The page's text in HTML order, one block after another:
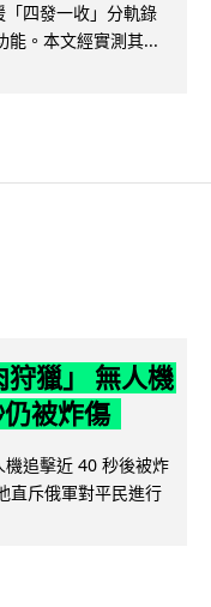
四發一收」分軌錄
。本文經實測其...
獵」 無人機
被炸傷
追擊近 40 秒後被炸
直斥俄軍對平民進行